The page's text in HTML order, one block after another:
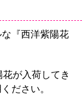
『西洋紫陽花
が入荷してき
ださい。